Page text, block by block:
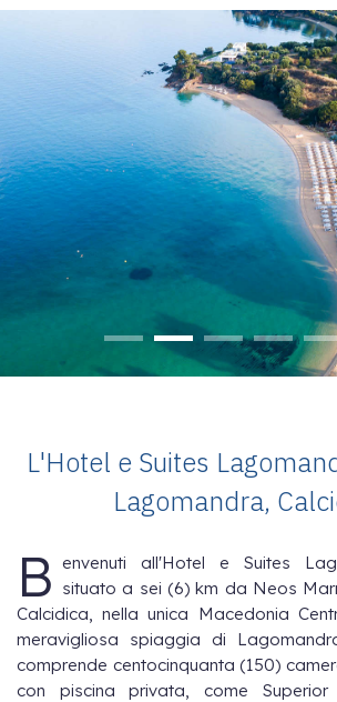
L'Hotel e Suites
Lagomandra,
B envenuti all'Hotel e Suites
situato a sei (6) km da Neos
Calcidica, nella unica Macedonia
meravigliosa spiaggia di
comprende centocinquanta (150)
con piscina privata, come